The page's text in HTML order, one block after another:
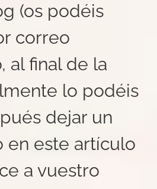
(os podéis
correo
al final de la
lo podéis
dejar un
en este artículo
a vuestro